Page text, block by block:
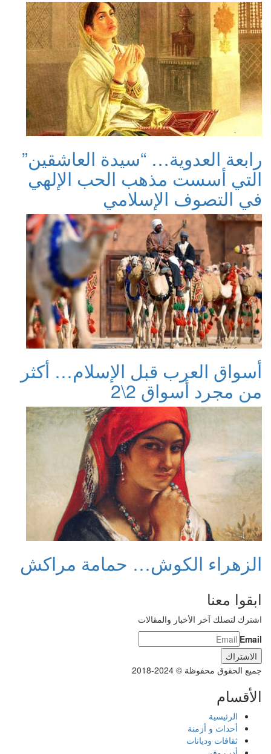
رابعة العدوية… “سيدة العاشقين”
التي أسست مذهب الحب الإلهي
في التصوف الإسلامي
أسواق العرب قبل الإسلام… أكثر
من مجرد أسواق 2\2
الزهراء الكوش… حمامة مراكش
ابقوا معنا
اشترك لتصلك آخر الأخبار والمقالات
Email
جميع الحقوق محفوظة © 2024-2018
الأقسام
الرئيسية
أحداث و أزمنة
ثقافات وديانات